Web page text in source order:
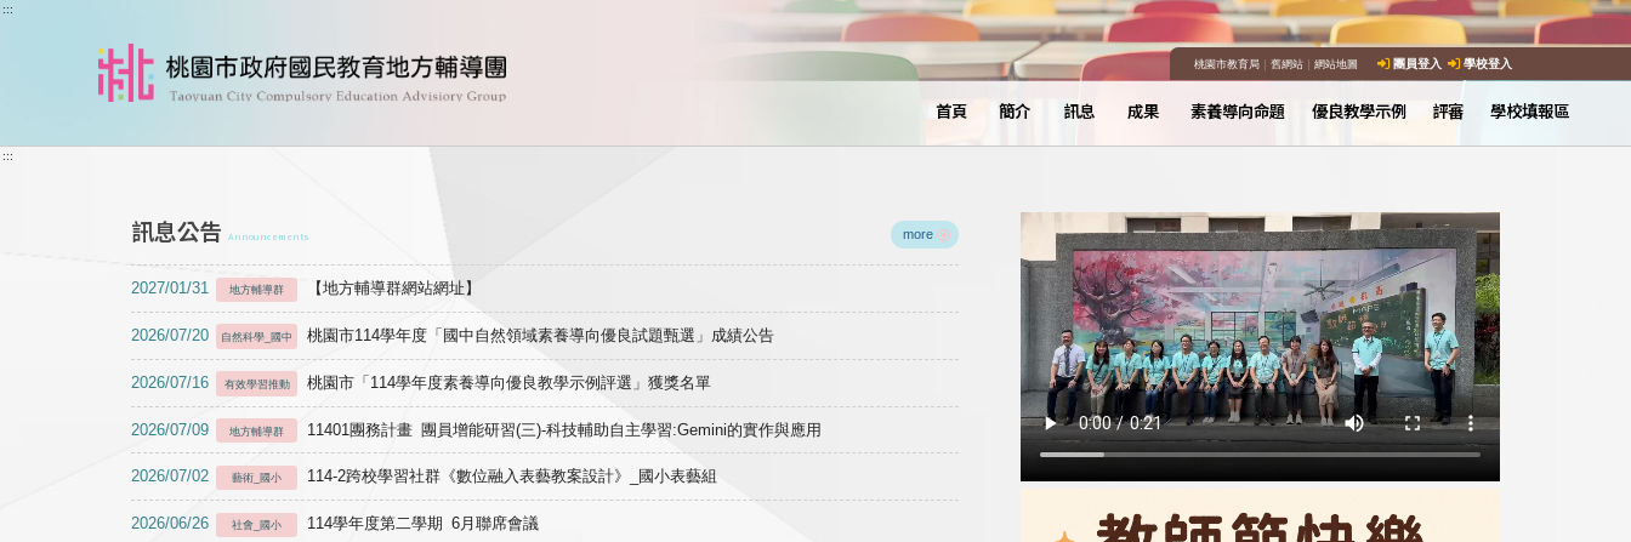
跳到主要內容
:::
桃園市教育局｜ 舊網站｜ 網站地圖 團員登入 學校登入
首頁 簡介 訊息 成果 素養導向命題 優良教學示例 評審 學校填報區
:::
訊息公告 Announcements more
2027/01/31 地方輔導群 【地方輔導群網站網址】
2026/07/20 自然科學_國中 桃園市114學年度「國中自然領域素養導向優良試題甄選」成績公告
2026/07/16 有效學習推動 桃園市「114學年度素養導向優良教學示例評選」獲獎名單
2026/07/09 地方輔導群 11401團務計畫 團員增能研習(三)-科技輔助自主學習:Gemini的實作與應用
2026/07/02 藝術_國小 114-2跨校學習社群《數位融入表藝教案設計》_國小表藝組
2026/06/26 社會_國小 114學年度第二學期 6月聯席會議